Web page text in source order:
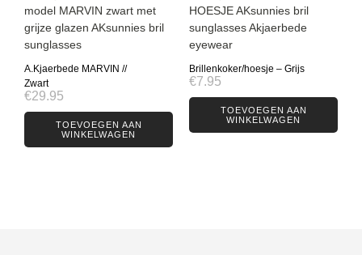
A.Kjaerbede MARVIN //
Zwart
€29.95
TOEVOEGEN AAN
WINKELWAGEN
Brillenkoker/hoesje – Grijs
€7.95
TOEVOEGEN AAN
WINKELWAGEN